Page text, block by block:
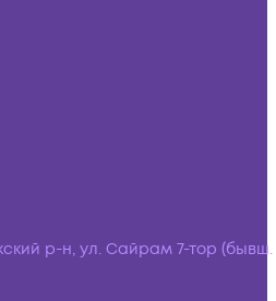
р-н, ул. Сайрам 7-тор (бывш.